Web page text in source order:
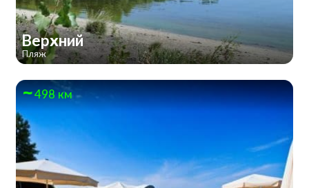
Верхний
Пляж
498 км